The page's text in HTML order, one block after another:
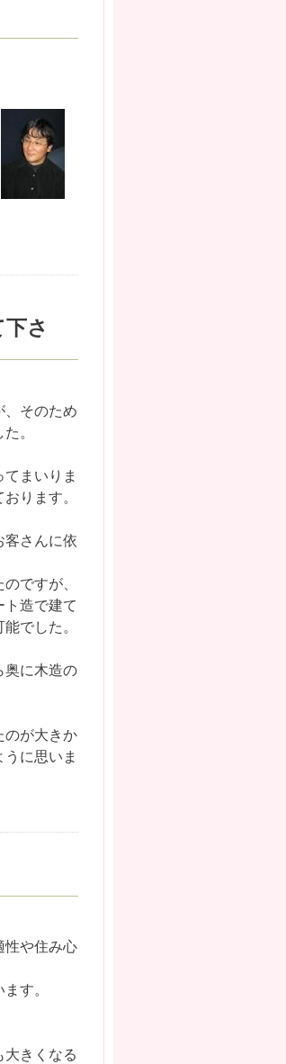
さ
、そのため
。
まいりま
ります。
客さんに依
ですが、
造で建て
でした。
奥に木造の
のが大きか
に思いま
性や住み心
す。
きくなる